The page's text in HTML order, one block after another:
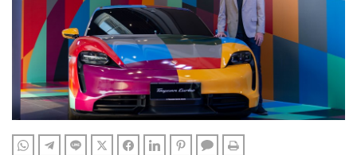
WHATSAPPTELEGRAM
LINE TWITTERFACEBOOKLINKEDINPINTERESTCOMMENTS